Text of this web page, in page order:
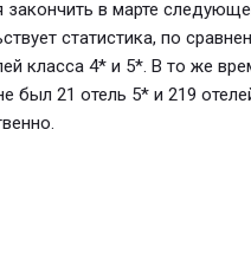
в марте
статистика, по
класса 4* и 5*. В то же
был 21 отель 5* и 219